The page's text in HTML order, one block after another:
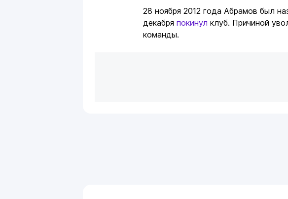
28 ноября 2012 года Абрамов был
декабря покинул клуб. Причиной
команды.